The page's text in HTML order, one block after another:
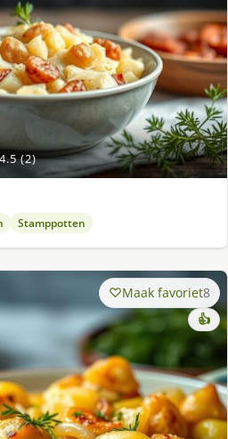
4.5 (2)
Stamppotten
Maak favoriet8
👍